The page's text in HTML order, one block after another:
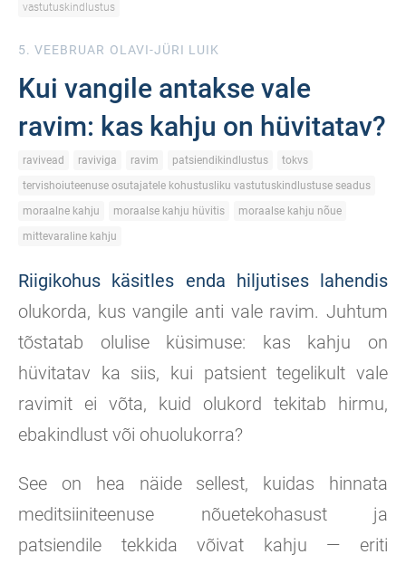
vastutuskindlustus
5. VEEBRUAR OLAVI-JÜRI LUIK
Kui vangile antakse vale
ravim: kas kahju on hüvitatav?
ravivead raviviga ravim patsiendikindlustus
tokvs
tervishoiuteenuse osutajatele kohustusliku vastutuskindlustuse seadus
moraalne kahju
moraalse kahju hüvitis
moraalse kahju nõue
mittevaraline kahju
Riigikohus käsitles enda hiljutises lahendis
olukorda, kus vangile anti vale ravim. Juhtum
tõstatab olulise küsimuse: kas kahju on
hüvitatav ka siis, kui patsient tegelikult vale
ravimit ei võta, kuid olukord tekitab hirmu,
ebakindlust või ohuolukorra?
See on hea näide sellest, kuidas hinnata
meditsiiniteenuse nõuetekohasust ja
patsiendile tekkida võivat kahju — eriti